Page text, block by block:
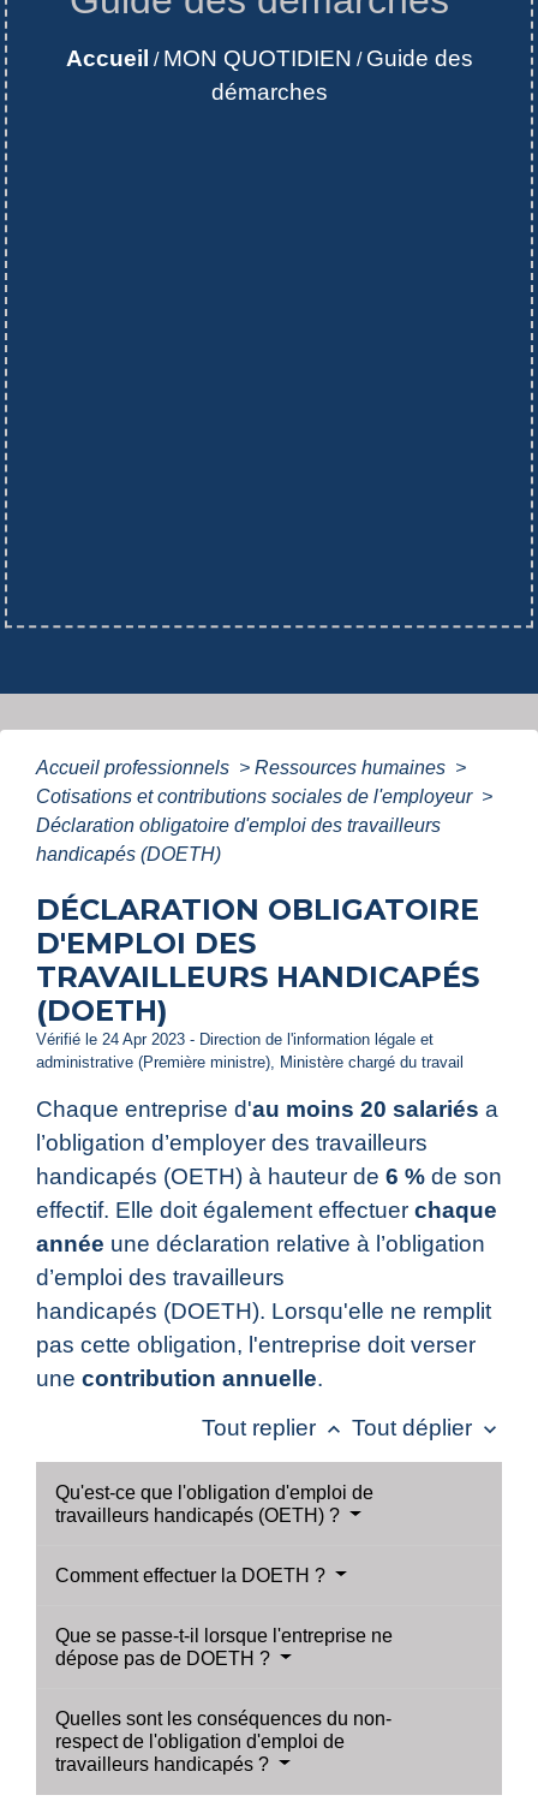
Accueil / MON QUOTIDIEN / Guide des
démarches
Accueil professionnels > Ressources humaines >
Cotisations et contributions sociales de l'employeur >
Déclaration obligatoire d'emploi des travailleurs
handicapés (DOETH)
DÉCLARATION OBLIGATOIRE
D'EMPLOI DES
TRAVAILLEURS HANDICAPÉS
(DOETH)
Vérifié le 24 Apr 2023 - Direction de l'information légale et
administrative (Première ministre), Ministère chargé du travail
Chaque entreprise d'au moins 20 salariés a
l’obligation d’employer des travailleurs
handicapés (OETH) à hauteur de 6 % de son
effectif. Elle doit également effectuer chaque
année une déclaration relative à l’obligation
d’emploi des travailleurs
handicapés (DOETH). Lorsqu'elle ne remplit
pas cette obligation, l'entreprise doit verser
une contribution annuelle.
Tout replier keyboard_arrow_up Tout déplier keyboard_arrow_down
Qu'est-ce que l'obligation d'emploi de
travailleurs handicapés (OETH) ?
Comment effectuer la DOETH ?
Que se passe-t-il lorsque l'entreprise ne
dépose pas de DOETH ?
Quelles sont les conséquences du non-
respect de l'obligation d'emploi de
travailleurs handicapés ?